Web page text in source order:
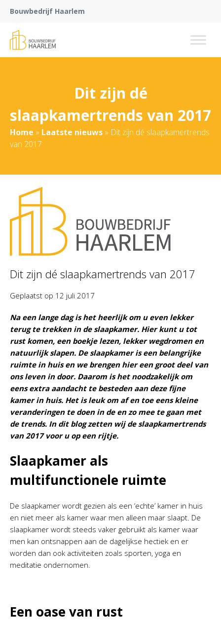
Bouwbedrijf Haarlem
Dit zijn dé
slaapkamertrends van 2017
Home » Laatste nieuws » Dit zijn dé slaapkamertrends
van 2017
Dit zijn dé slaapkamertrends van 2017
Geplaatst op 12 juli 2017
Na een lange dag is het heerlijk om u even lekker
terug te trekken in de slaapkamer. Hier kunt u tot
rust komen, een boekje lezen, lekker wegdromen en
natuurlijk slapen. De slaapkamer is een belangrijke
ruimte in huis en we brengen hier een groot deel van
ons leven in door. Daarom is het noodzakelijk om
eens extra aandacht te besteden aan deze fijne
kamer in huis. Het is leuk om af en toe eens kleine
veranderingen te doen in de en zo mee te gaan met
de trends. In dit blog zetten wij de slaapkamertrends
van 2017 voor u op een rijtje.
Slaapkamer als
multifunctionele ruimte
De slaapkamer wordt gezien als een ‘echte’ kamer in huis
en niet meer als kamer waar men alleen maar slaapt. De
slaapkamer wordt steeds vaker gebruikt als kamer waar
men kan ontsnappen aan de dagelijkse hectiek en er
worden dan ook activiteiten zoals sporten, yoga en
meditatie ondernomen.
Een oase van rust